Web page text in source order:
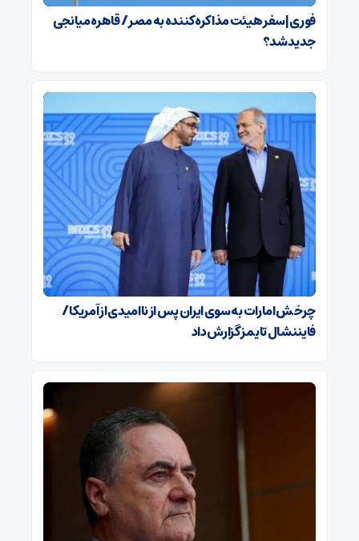
فوری | سفر هیئت مذاکره‌کننده به مصر / قاهره میانجی
جدید شد؟
چرخش امارات به سوی ایران پس از ناامیدی از آمریکا /
فایننشال تایمز گزارش داد